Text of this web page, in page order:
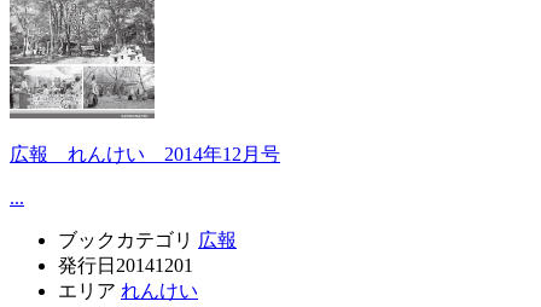
広報 れんけい 2014年12月号
...
ブックカテゴリ 広報
発行日 20141201
エリア れんけい